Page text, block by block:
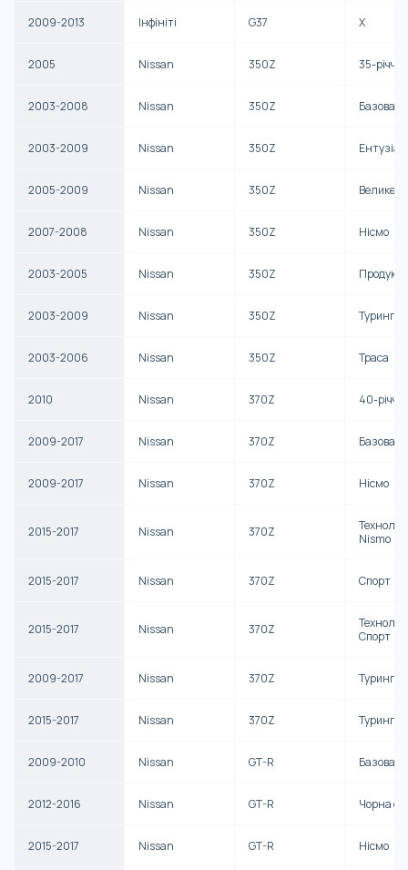
2009-2013 Інфініті G37 X
2005 Nissan 350Z 35-річчя
2003-2008 Nissan 350Z Базова
2003-2009 Nissan 350Z
2005-2009 Nissan 350Z Велике
2007-2008 Nissan 350Z Нісмо
2003-2005 Nissan 350Z
2003-2009 Nissan 350Z Туринг
2003-2006 Nissan 350Z Траса
2010 Nissan 370Z 40-річчя
2009-2017 Nissan 370Z Базова
2009-2017 Nissan 370Z Нісмо
2015-2017 Nissan 370Z
Nismo
2015-2017 Nissan 370Z Спорт
2015-2017 Nissan 370Z
Спорт
2009-2017 Nissan 370Z Туринг
2015-2017 Nissan 370Z Туринг
2009-2010 Nissan GT-R Базова
2012-2016 Nissan GT-R Чорна
2015-2017 Nissan GT-R Нісмо